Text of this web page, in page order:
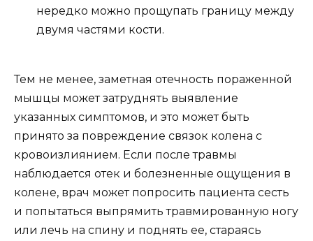
нередко можно прощупать границу между
двумя частями кости.
Тем не менее, заметная отечность пораженной
мышцы может затруднять выявление
указанных симптомов, и это может быть
принято за повреждение связок колена с
кровоизлиянием. Если после травмы
наблюдается отек и болезненные ощущения в
колене, врач может попросить пациента сесть
и попытаться выпрямить травмированную ногу
или лечь на спину и поднять ее, стараясь